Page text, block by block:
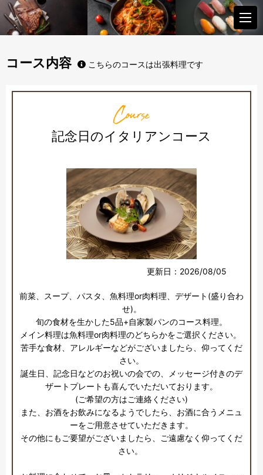
コース内容 こちらのコースは出張料理です
Course
記念日のイタリアンコース
更新日：2026/08/05
前菜、スープ、パスタ、魚料理or肉料理、デザート(盛り合わ
せ)。
旬の食材を生かした5品+自家製パンのコース料理。
メイン料理は魚料理or肉料理のどちらかをご選択ください。
苦手な食材、アレルギーなどがございましたら、仰ってくだ
さい。
誕生日、記念日などのお祝いの会での、メッセージ付きのデ
ザートプレートも喜んでいただいております。
(ご希望の方はご連絡ください)
また、お酒をお飲みになるようでしたら、お酒に合うメニュ
ーをご用意させていただきます。
その他にもご要望がございましたら、ご遠慮なく仰ってくだ
さい。